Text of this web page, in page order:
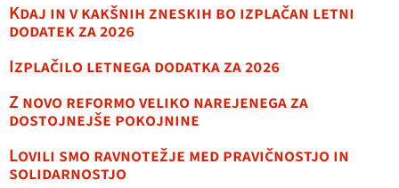
Kdaj in v kakšnih zneskih bo izplačan letni
dodatek za 2026
Izplačilo letnega dodatka za 2026
Z novo reformo veliko narejenega za
dostojnejše pokojnine
Lovili smo ravnotežje med pravičnostjo in
solidarnostjo